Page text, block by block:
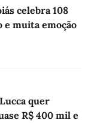
celebra 108
e muita emoção
quer
R$ 400 mil e